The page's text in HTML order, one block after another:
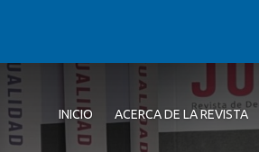
INICIO ACERCA DE LA REVISTA